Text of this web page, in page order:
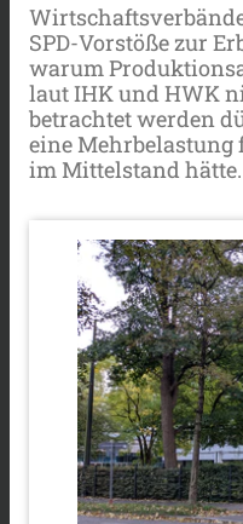
SPD-Vorstöße zur
warum
laut IHK und HWK
betrachtet werden
eine Mehrbelastung
im Mittelstand hätte.